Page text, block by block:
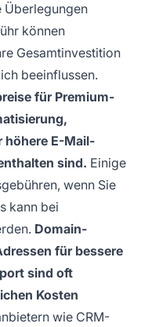
Überlegungen
können
Gesamtinvestition
beeinflussen.
für Premium-
höhere E-Mail-
sind. Einige
wenn Sie
kann bei
Domain-
für bessere
sind oft
Kosten
wie CRM-